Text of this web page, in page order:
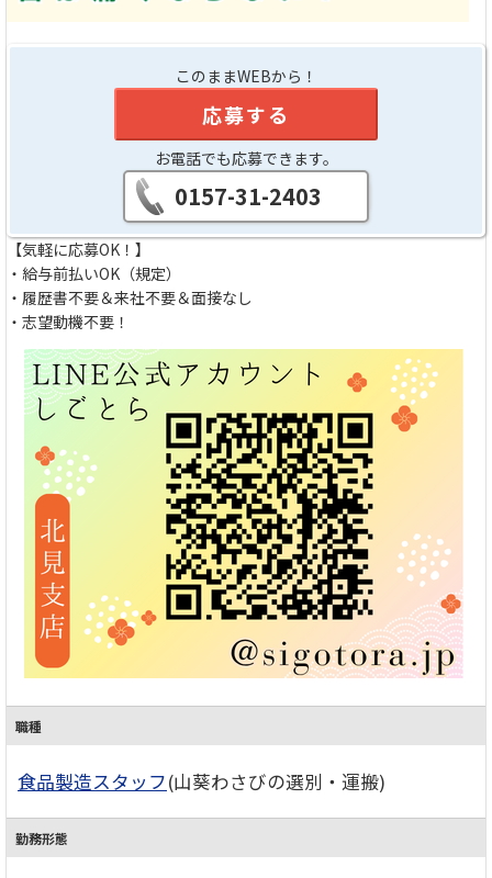
このままWEBから！
応募する
お電話でも応募できます。
0157-31-2403
【気軽に応募OK！】
・給与前払いOK（規定）
・履歴書不要＆来社不要＆面接なし
・志望動機不要！
職種
食品製造スタッフ(山葵わさびの選別・運搬)
勤務形態